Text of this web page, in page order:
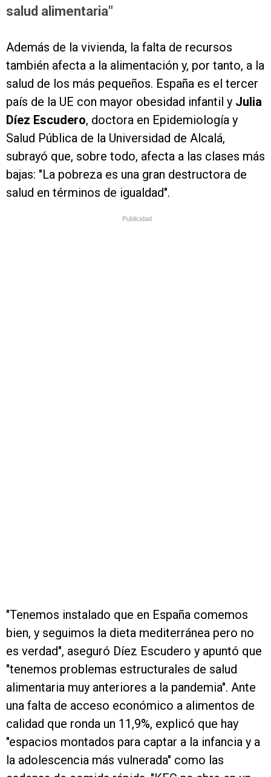
salud alimentaria"
Además de la vivienda, la falta de recursos
también afecta a la alimentación y, por tanto, a la
salud de los más pequeños. España es el tercer
país de la UE con mayor obesidad infantil y Julia
Díez Escudero, doctora en Epidemiología y
Salud Pública de la Universidad de Alcalá,
subrayó que, sobre todo, afecta a las clases más
bajas: "La pobreza es una gran destructora de
salud en términos de igualdad".
Publicidad
"Tenemos instalado que en España comemos
bien, y seguimos la dieta mediterránea pero no
es verdad", aseguró Díez Escudero y apuntó que
"tenemos problemas estructurales de salud
alimentaria muy anteriores a la pandemia". Ante
una falta de acceso económico a alimentos de
calidad que ronda un 11,9%, explicó que hay
"espacios montados para captar a la infancia y a
la adolescencia más vulnerada" como las